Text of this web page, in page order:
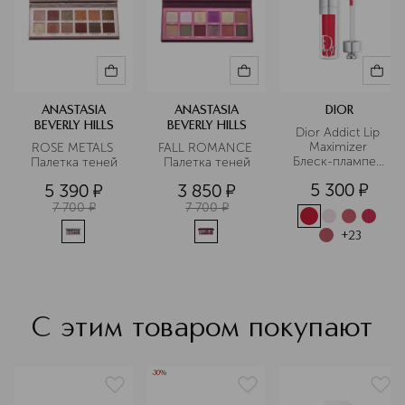
ANASTASIA
BEVERLY HILLS
ROSE METALS
Палетка теней
5 390 ¤
7 700 ¤
ANASTASIA
BEVERLY HILLS
FALL ROMANCE
Палетка теней
3 850 ¤
7 700 ¤
DIOR
Dior Addict Lip
Maximizer
Блеск-плампер
5 300 ¤
+23
С этим товаром покупают
-30%